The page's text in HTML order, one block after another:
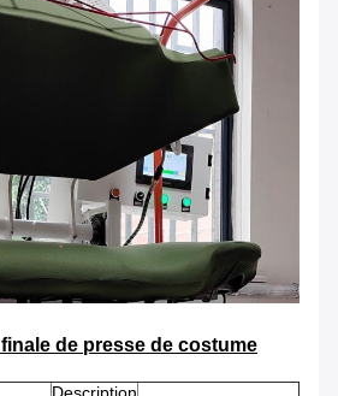
de presse de costume